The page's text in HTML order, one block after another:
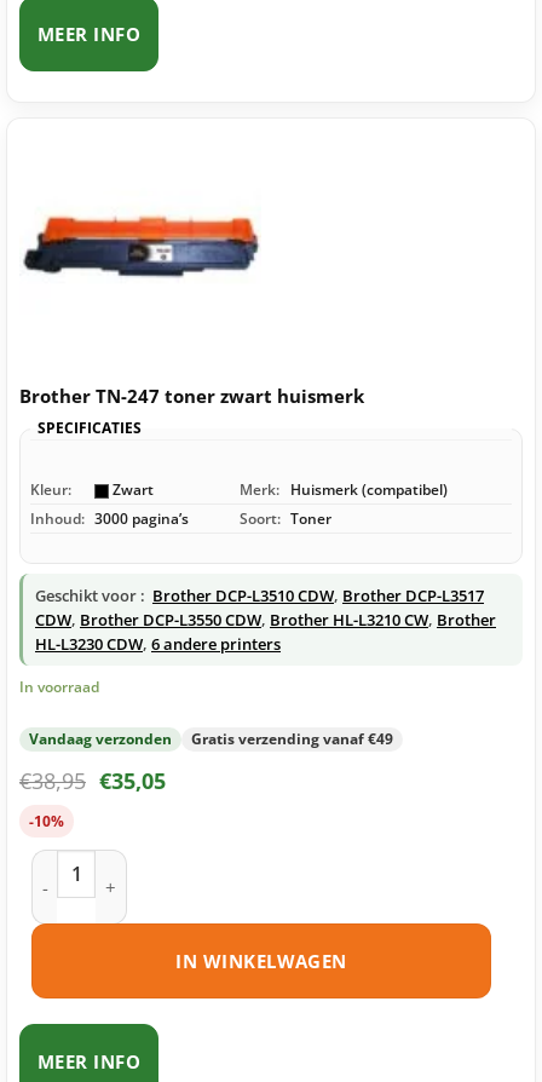
MEER INFO
Brother TN-247 toner zwart huismerk
SPECIFICATIES
Kleur: Zwart Merk: Huismerk (compatibel)
Inhoud: 3000 pagina’s Soort: Toner
Geschikt voor : Brother DCP-L3510 CDW, Brother DCP-L3517
CDW, Brother DCP-L3550 CDW, Brother HL-L3210 CW, Brother
HL-L3230 CDW, 6 andere printers
In voorraad
Vandaag verzonden Gratis verzending vanaf €49
€38,95 €35,05
-10%
Brother TN-247 toner zwart huismerk aantal
IN WINKELWAGEN
MEER INFO